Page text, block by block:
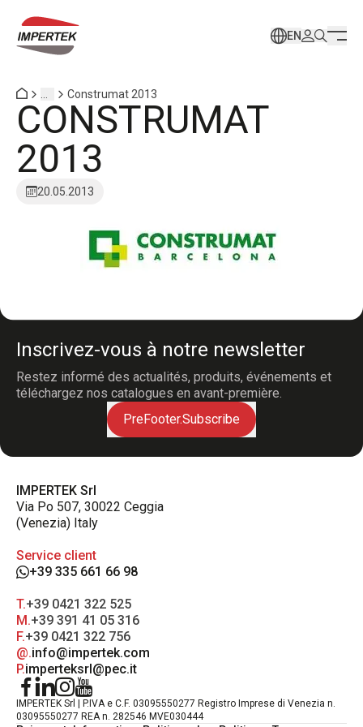
EN
Construmat 2013
CONSTRUMAT
2013
20.05.2013
Inscrivez-vous à notre newsletter
Restez informé des actualités, produits, événements et
téléchargez nos catalogues en avant-première.
PreFooter.Subscribe
IMPERTEK Srl
Via Po 507, 30022 Ceggia
(Venezia) Italy
Service client
+39 335 661 66 98
T.+39 0421 322 525
M.+39 391 41 05 316
F.+39 0421 322 756
@.info@impertek.com
P.imperteksrl@pec.it
IMPERTEK Srl | P.IVA e C.F. 03095550277 Registro Imprese di Venezia n.
03095550277 REA n. 282546 MVE030444